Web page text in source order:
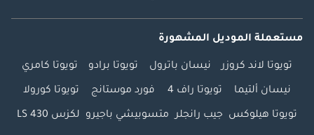
مستعملة الموديل المشهورة
تويوتا لاند كروزر نيسان باترول تويوتا برادو تويوتا كامري
نيسان ألتيما تويوتا راف 4 فورد موستانج تويوتا كورولا
تويوتا هيلوكس جيب رانجلر متسوبيشي باجيرو لكزس LS 430